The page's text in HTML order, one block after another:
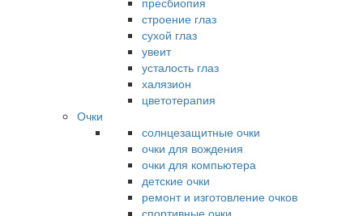
строение глаз
сухой глаз
увеит
усталость глаз
халязион
цветотерапия
Очки
солнцезащитные очки
очки для вождения
очки для компьютера
детские очки
ремонт и изготовление очков